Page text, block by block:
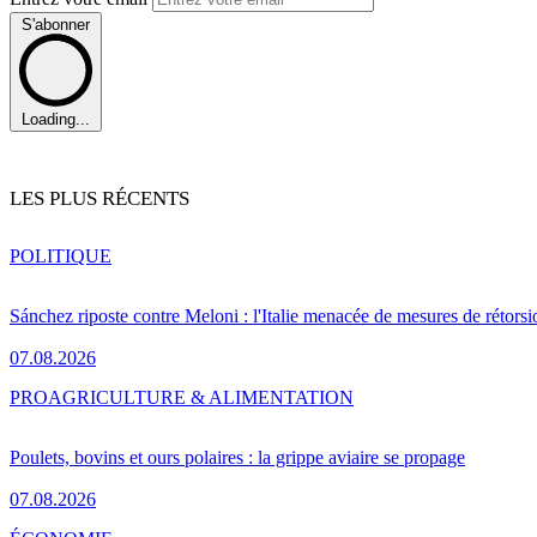
S'abonner
Loading...
LES PLUS RÉCENTS
Sánchez riposte contre Meloni : l'Italie menacée de mesures de
07.08.2026
POLITIQUE
Poulets, bovins et ours polaires : la grippe aviaire se propage
07.08.2026
PROAGRICULTURE & ALIMENTATION